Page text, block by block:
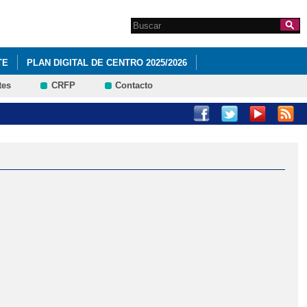
Formulario de
búsqueda
Search this site
PLAN DIGITAL DE CENTRO 2025/2026
CRFP Contacto